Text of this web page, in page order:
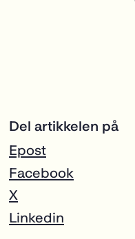
Del artikkelen på
Epost
Facebook
X
Linkedin